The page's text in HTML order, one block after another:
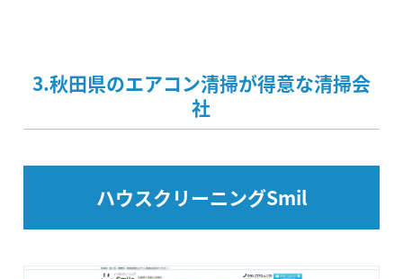
3.秋田県のエアコン清掃が得意な清掃会
社
ハウスクリーニングSmil